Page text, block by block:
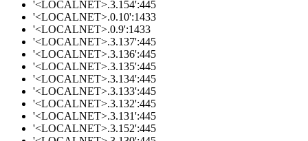
'<LOCALNET>.3.154':445
'<LOCALNET>.0.10':1433
'<LOCALNET>.0.9':1433
'<LOCALNET>.3.137':445
'<LOCALNET>.3.136':445
'<LOCALNET>.3.135':445
'<LOCALNET>.3.134':445
'<LOCALNET>.3.133':445
'<LOCALNET>.3.132':445
'<LOCALNET>.3.131':445
'<LOCALNET>.3.152':445